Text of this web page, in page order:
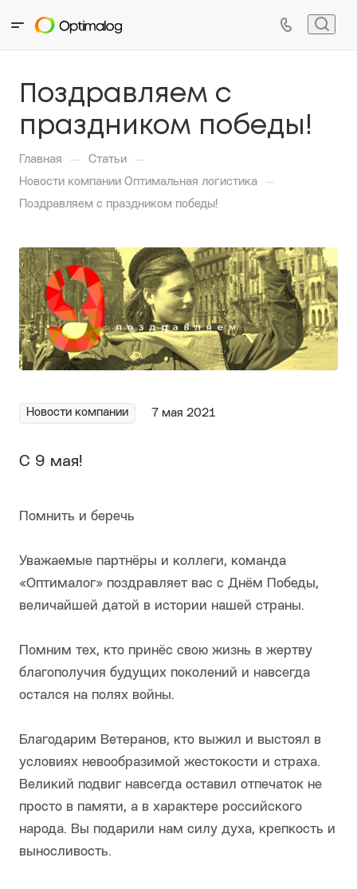
Поздравляем с
праздником победы!
Главная — Статьи —
Новости компании Оптимальная логистика —
Поздравляем с праздником победы!
Новости компании 7 мая 2021
С 9 мая!
Помнить и беречь
Уважаемые партнёры и коллеги, команда
«Оптималог» поздравляет вас с Днём Победы,
величайшей датой в истории нашей страны.
Помним тех, кто принёс свою жизнь в жертву
благополучия будущих поколений и навсегда
остался на полях войны.
Благодарим Ветеранов, кто выжил и выстоял в
условиях невообразимой жестокости и страха.
Великий подвиг навсегда оставил отпечаток не
просто в памяти, а в характере российского
народа. Вы подарили нам силу духа, крепкость и
выносливость.